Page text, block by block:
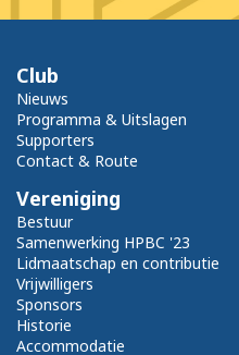
Club
Nieuws
Programma & Uitslagen
Supporters
Contact & Route
Vereniging
Bestuur
Samenwerking HPBC '23
Lidmaatschap en contributie
Vrijwilligers
Sponsors
Historie
Accommodatie